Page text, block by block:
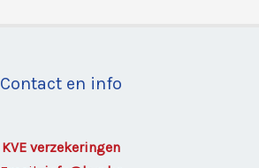
Contact en info
KVE verzekeringen